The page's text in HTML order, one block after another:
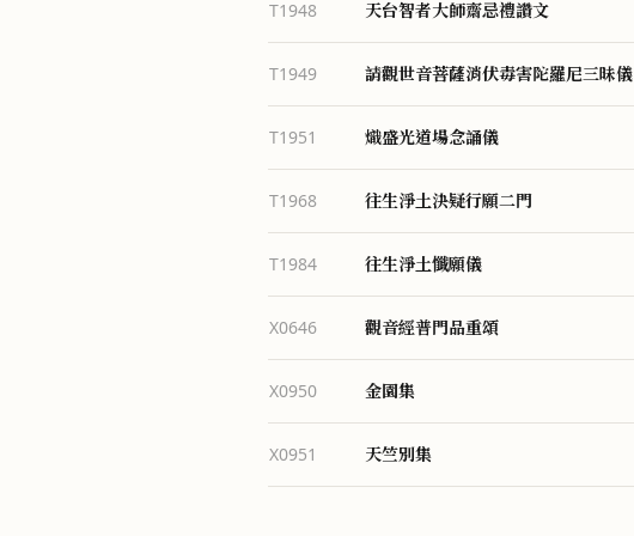
T1948 天台智者大師齋忌禮讚文
T1949 請觀世音菩薩消伏毒害陀羅尼三昧儀
T1951 熾盛光道場念誦儀
T1968 往生淨土決疑行願二門
T1984 往生淨土懺願儀
X0646 觀音經普門品重頌
X0950 金園集
X0951 天竺別集